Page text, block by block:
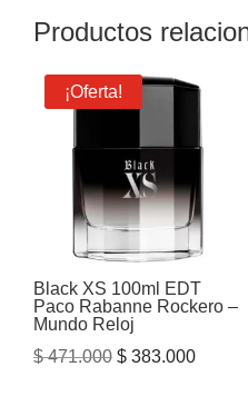
Productos
¡Oferta!
Black XS 100ml EDT
Paco Rabanne Rockero –
Mundo Reloj
$471.000 El
$ 383.000El